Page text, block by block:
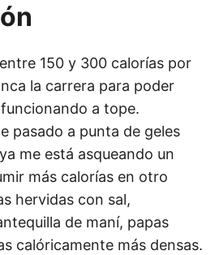
150 y 300 calorías por
la carrera para poder
a tope.
pasado a punta de geles
me está asqueando un
más calorías en otro
hervidas con sal,
de maní, papas
calóricamente más densas.